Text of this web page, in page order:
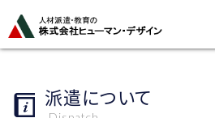
派遣について
ジ
ト